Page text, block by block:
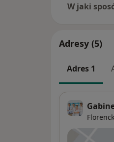
W jaki
Adresy (5)
Adres 1